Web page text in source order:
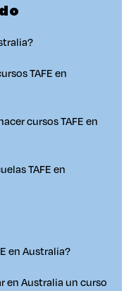
TAFE en
cursos TAFE en
TAFE en
en Australia?
en Australia un curso